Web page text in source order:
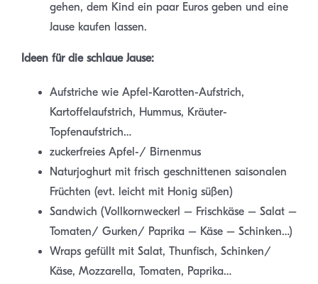
gehen, dem Kind ein paar Euros geben und eine
Jause kaufen lassen.
Ideen für die schlaue Jause:
Aufstriche wie Apfel-Karotten-Aufstrich,
Kartoffelaufstrich, Hummus, Kräuter-
Topfenaufstrich…
zuckerfreies Apfel-/ Birnenmus
Naturjoghurt mit frisch geschnittenen saisonalen
Früchten (evt. leicht mit Honig süßen)
Sandwich (Vollkornweckerl – Frischkäse – Salat –
Tomaten/ Gurken/ Paprika – Käse – Schinken…)
Wraps gefüllt mit Salat, Thunfisch, Schinken/
Käse, Mozzarella, Tomaten, Paprika…